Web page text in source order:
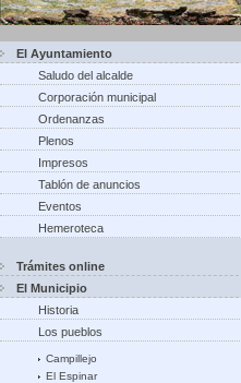
El Ayuntamiento
Saludo del alcalde
Corporación municipal
Ordenanzas
Plenos
Impresos
Tablón de anuncios
Eventos
Hemeroteca
Trámites online
El Municipio
Historia
Los pueblos
Campillejo
El Espinar